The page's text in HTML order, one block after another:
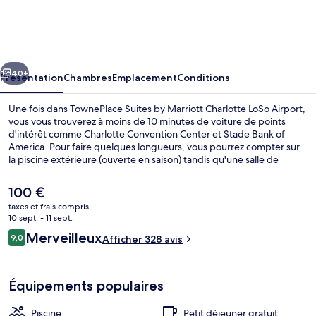
Charlotte
LoSo
Airport
Suivant
40+
PrésentationChambresEmplacementConditions
Une fois dans TownePlace Suites by Marriott Charlotte LoSo Airport,
vous vous trouverez à moins de 10 minutes de voiture de points
d'intérêt comme Charlotte Convention Center et Stade Bank of
America. Pour faire quelques longueurs, vous pourrez compter sur
la piscine extérieure (ouverte en saison) tandis qu'une salle de
depuis l'hébergement, vous aurez également vite rejoint des sites
comme Salle omnisports Spectrum Center et Southpark Mall (centre
commercial). Les autres voyageurs ne disent que du bien en ce qui
concerne le personnel attentionné.
Le
prix
actuel
est
de
100 €
taxes et frais compris
10 sept. - 11 sept.
Avis
voyageurs
9,09,0 sur 10
MerveilleuxAfficher 328 avis
Équipements populaires
Piscine Petit déjeuner gratuit